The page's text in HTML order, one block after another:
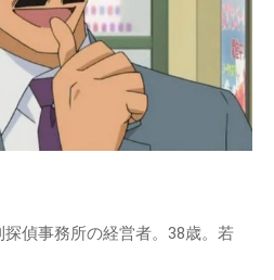
偵事務所の経営者。38歳。若